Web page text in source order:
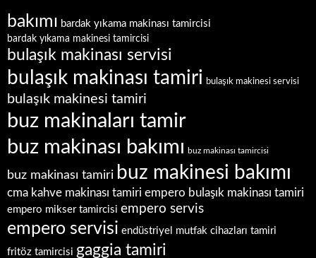
bakımı bardak yıkama makinası tamircisi
bardak yıkama makinesi tamircisi
bulaşık makinası servisi
bulaşık makinası tamiri bulaşık makinesi servisi
bulaşık makinesi tamiri
buz makinaları tamir
buz makinası bakımı buz makinası tamircisi
buz makinası tamiri buz makinesi bakımı
cma kahve makinası tamiri empero bulaşık makinası tamiri
empero mikser tamircisi empero servis
empero servisi endüstriyel mutfak cihazları tamiri
fritöz tamircisi gaggia tamiri